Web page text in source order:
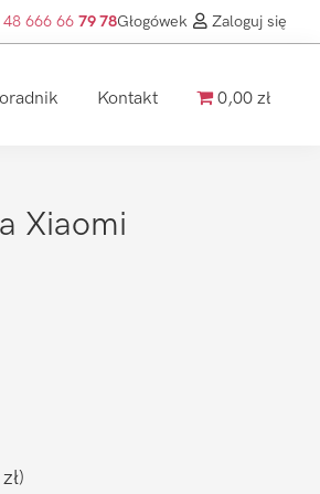
48 666 66 79 78Głogówek Zaloguj się
Kontakt 0,00 zł
Xiaomi